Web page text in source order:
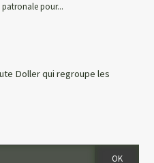
patronale pour...
Doller qui regroupe les